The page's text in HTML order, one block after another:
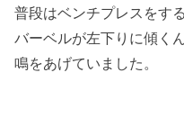
普段はベンチプレスをす
バーベルが左下りに傾く
鳴をあげていました。